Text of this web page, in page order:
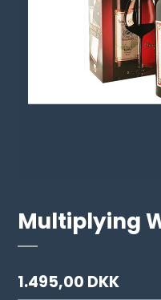
Multiplying
1.495,00 DKK